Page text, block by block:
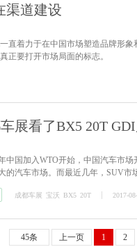
渠道建设
直着力于在中国市场塑造品牌形
真正要打开市场局面的标志。
展看了BX5 20T
中国加入WTO开始，中国汽车市
的汽车市场。而最近几年，SUV
成都车展 宝沃 BX5 20T 2017-
45条 上一页 1 2